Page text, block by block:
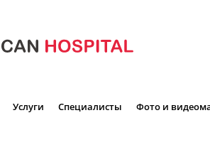
Услуги Специалисты Фото и